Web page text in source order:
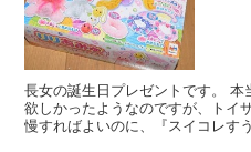
長女の誕生日プレゼントです。 本当は『スイコレすうmyほっぺ』が
欲しかったようなのですが、トイ
慢すればよいのに、『スイコレす